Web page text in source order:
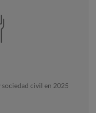
civil en 2025